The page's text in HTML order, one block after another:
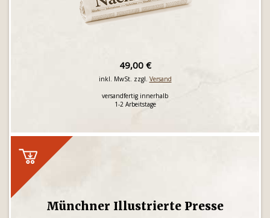
49,00 €
inkl. MwSt. zzgl. Versand
versandfertig innerhalb
1-2 Arbeitstage
Münchner Illustrierte Presse